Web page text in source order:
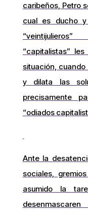
caribeños, Petro
cual es ducho
“capitalistas”
situación,
y dilata las
precisamente
“odiados
Ante la
sociales,
asumido la